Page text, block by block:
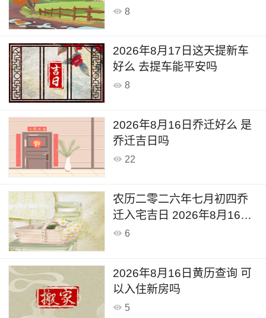
8
2026年8月17日这天提新车
好么 去提车能平安吗
8
2026年8月16日乔迁好么 是
乔迁吉日吗
22
农历二零二六年七月初四乔
迁入宅吉日 2026年8月16日
入宅的说法和讲究
6
2026年8月16日黄历查询 可
以入住新房吗
5